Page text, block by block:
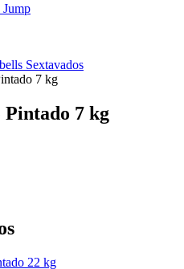
Sextavados
7 kg
Pintado 7 kg